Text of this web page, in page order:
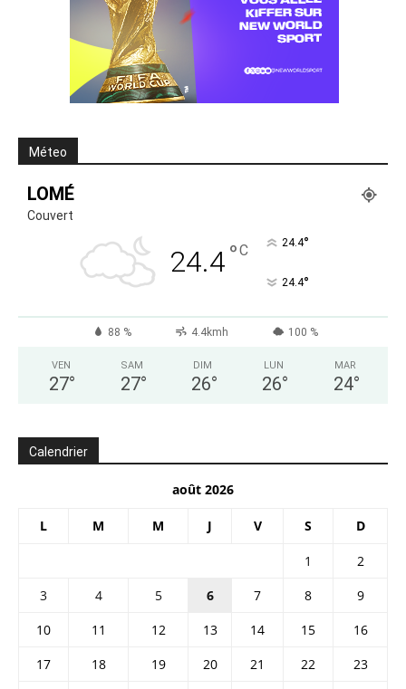
Méteo
LOMÉ
Couvert
24.4°C 24.4°
24.4°
88 % 4.4kmh 100 %
VEN
27°
SAM
27°
DIM
26°
LUN
26°
MAR
24°
Calendrier
août 2026
L M M J V S D
1
2
3
4 5 6 7 8
9
10
11 12 13 14 15
16
17
18 19 20 21 22
23